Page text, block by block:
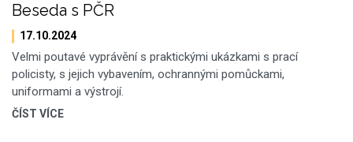
Beseda s PČR
17.10.2024
Velmi poutavé vyprávění s praktickými ukázkami s prací
policisty, s jejich vybavením, ochrannými pomůckami,
uniformami a výstrojí.
ČÍST VÍCE